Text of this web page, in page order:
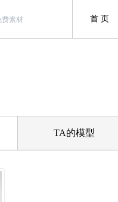
首 页
TA的模型